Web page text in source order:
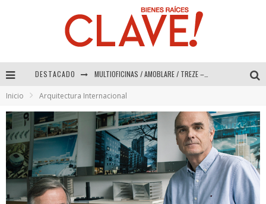
DESTACADO MULTIOFICINAS / AMOBLARE / TREZE – Especial Interiorismo & Decoración 2026
COLINEAL – Especial Interiorismo & Decoración 2026
Inicio Arquitectura Internacional